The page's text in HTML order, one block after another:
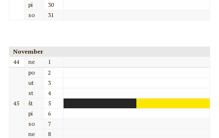
pi
30
so
31
November
44
ne 1
45
po
2
ut
3
st
4
št
5
pi
6
so
7
ne
8